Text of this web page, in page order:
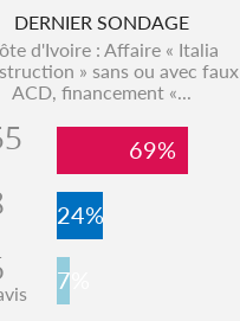
DERNIER SONDAGE
d'Ivoire : Affaire « Italia
» sans ou avec faux
ACD, financement «...
69%
24%
7%